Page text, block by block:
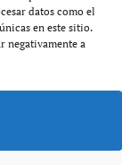
datos como el
en este sitio.
negativamente a